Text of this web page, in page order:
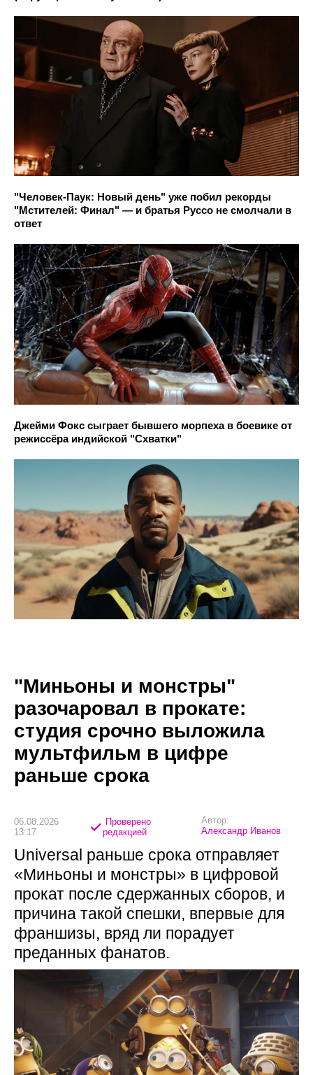
"Человек-Паук: Новый день" уже побил рекорды
"Мстителей: Финал" — и братья Руссо не смолчали в
ответ
Джейми Фокс сыграет бывшего морпеха в боевике от
режиссёра индийской "Схватки"
"Миньоны и монстры"
разочаровал в прокате:
студия срочно выложила
мультфильм в цифре
раньше срока
06.08.2026
13:17
Проверено
редакцией
Автор:
Александр Иванов
Universal раньше срока отправляет
«Миньоны и монстры» в цифровой
прокат после сдержанных сборов, и
причина такой спешки, впервые для
франшизы, вряд ли порадует
преданных фанатов.